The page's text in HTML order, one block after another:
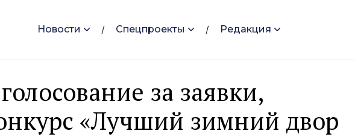
Новости Спецпроекты Редакция
за заявки,
«Лучший зимний двор